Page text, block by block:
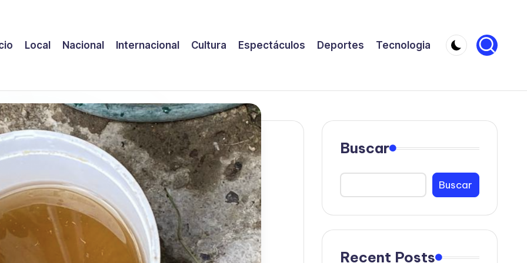
Local Nacional Internacional Cultura Espectáculos Deportes Tecnologia
Buscar
Buscar
Recent Posts